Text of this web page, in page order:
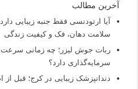
آخرین مطالب
آیا ارتودنسی فقط جنبه زیبایی
سلامت دهان، فک و کیفیت زندگی
ربات جوش لیزر؛ چه زمانی سرعت
سرمایه‌گذاری دارد؟
دندانپزشک زیبایی در کرج؛ قبل از